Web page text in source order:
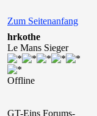
Zum Seitenanfang
hrkothe
Le Mans Sieger
Offline
GT-Eins Forums-